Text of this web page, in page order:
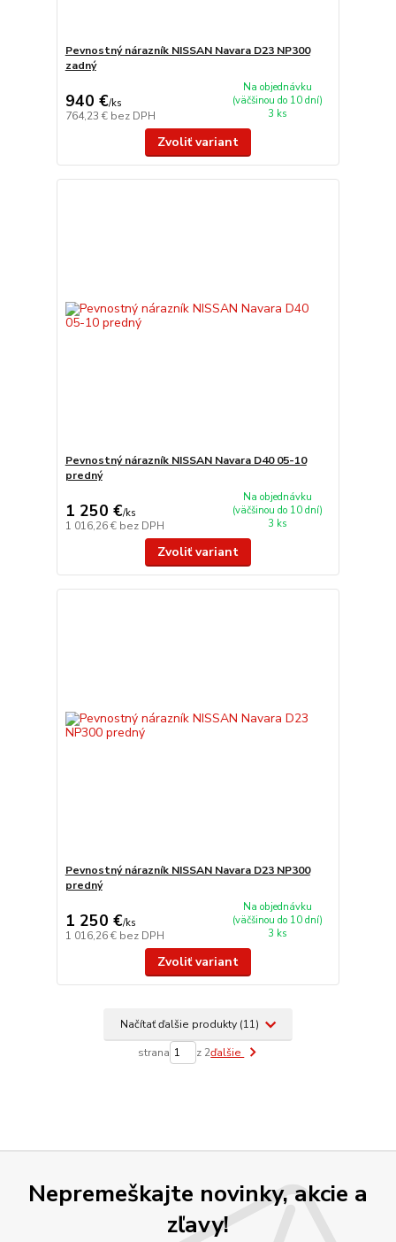
Pevnostný nárazník NISSAN Navara D23 NP300
zadný
940 €/ks
764,23 € bez DPH
Na objednávku
(väčšinou do 10 dní)
3 ks
Zvoliť variant
Pevnostný nárazník NISSAN Navara D40 05-10
predný
1 250 €/ks
1 016,26 € bez DPH
Na objednávku
(väčšinou do 10 dní)
3 ks
Zvoliť variant
Pevnostný nárazník NISSAN Navara D23 NP300
predný
1 250 €/ks
1 016,26 € bez DPH
Na objednávku
(väčšinou do 10 dní)
3 ks
Zvoliť variant
Načítať ďalšie produkty (11)
strana z 2ďalšie
Nepremeškajte novinky, akcie a
zľavy!